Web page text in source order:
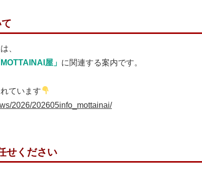
、
MOTTAINAI屋」 に関連する案内です。
ています
2026/202605info_mottainai/
せください